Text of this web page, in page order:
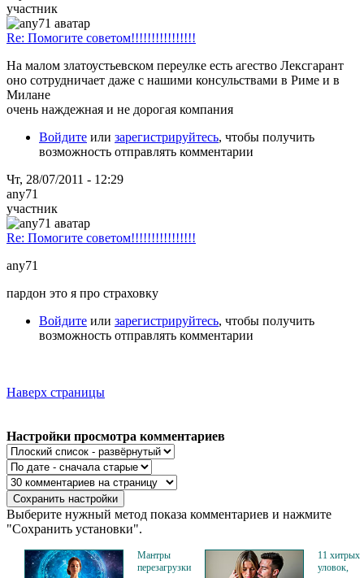
участник
Re: Помогите советом!!!!!!!!!!!!!!!!
На малом златоустьевском переулке есть агество Лексгарант
оно сотрудничает даже с нашими консульствами в Риме и в
Милане
очень наждежная и не дорогая компания
Войдите или зарегистрируйтесь, чтобы получить
возможность отправлять комментарии
Чт, 28/07/2011 - 12:29
any71
участник
Re: Помогите советом!!!!!!!!!!!!!!!!
any71
пардон это я про страховку
Войдите или зарегистрируйтесь, чтобы получить
возможность отправлять комментарии
Наверх страницы
Настройки просмотра комментариев
Выберите нужный метод показа комментариев и нажмите
"Сохранить установки".
Мантры
перезагрузки
11 хитрых
уловок,